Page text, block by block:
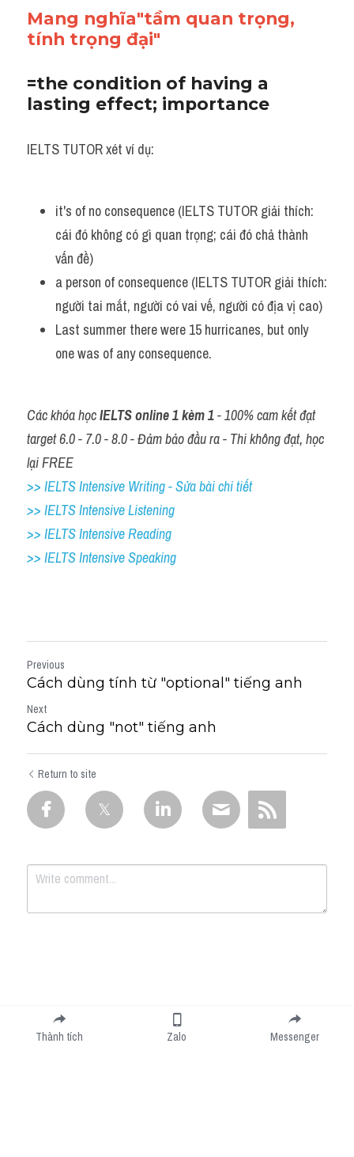
Mang nghĩa"tầm quan trọng,
tính trọng đại"
=the condition of having a
lasting effect; importance
IELTS TUTOR xét ví dụ:
it's of no consequence (IELTS TUTOR giải thích:
cái đó không có gì quan trọng; cái đó chả thành
vấn đề)
a person of consequence (IELTS TUTOR giải thích:
người tai mắt, người có vai vế, người có địa vị cao)
Last summer there were 15 hurricanes, but only
one was of any consequence.
Các khóa học IELTS online 1 kèm 1 - 100% cam kết đạt
target 6.0 - 7.0 - 8.0 - Đảm bảo đầu ra - Thi không đạt, học
lại FREE
>> IELTS Intensive Writing - Sửa bài chi tiết
>> IELTS Intensive Listening
>> IELTS Intensive Reading
>> IELTS Intensive Speaking
Previous
Cách dùng tính từ "optional" tiếng anh
Next
Cách dùng "not" tiếng anh
Return to site
Submit
Thành tích Zalo Messenger